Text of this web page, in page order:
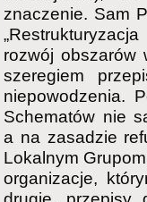
znaczenie. Sam
rozwój obszarów
szeregiem
niepowodzenia.
Schematów nie
a na zasadzie
Lokalnym
organizacje,